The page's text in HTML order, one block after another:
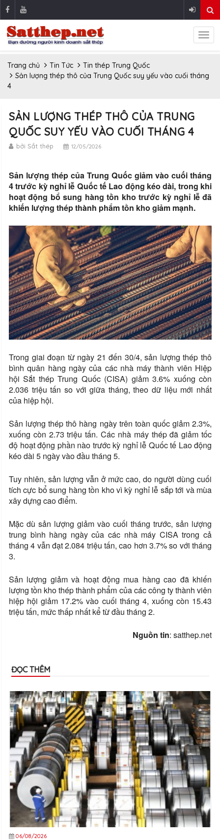
Trang chủ Tin Tức
Tin thép Trung Quốc
Sản lượng thép thô của Trung Quốc suy yếu vào cuối tháng
4
SẢN LƯỢNG THÉP THÔ CỦA TRUNG
QUỐC SUY YẾU VÀO CUỐI THÁNG 4
bởi Sắt thép 12/05/2026
Sản lượng thép của Trung Quốc giảm vào cuối tháng
4 trước kỳ nghỉ lễ Quốc tế Lao động kéo dài, trong khi
hoạt động bổ sung hàng tồn kho trước kỳ nghỉ lễ đã
khiến lượng thép thành phẩm tồn kho giảm mạnh.
Trong giai đoạn từ ngày 21 đến 30/4, sản lượng thép thô
bình quân hàng ngày của các nhà máy thành viên Hiệp
hội Sắt thép Trung Quốc (CISA) giảm 3.6% xuống còn
2.036 triệu tấn so với giữa tháng, theo dữ liệu mới nhất
của hiệp hội.
Sản lượng thép thô hàng ngày trên toàn quốc giảm 2.3%,
xuống còn 2.73 triệu tấn. Các nhà máy thép đã giảm tốc
độ hoạt động phần nào trước kỳ nghỉ lễ Quốc tế Lao động
kéo dài 5 ngày vào đầu tháng 5.
Tuy nhiên, sản lượng vẫn ở mức cao, do người dùng cuối
tích cực bổ sung hàng tồn kho vì kỳ nghỉ lễ sắp tới và mùa
xây dựng cao điểm.
Mặc dù sản lượng giảm vào cuối tháng trước, sản lượng
trung bình hàng ngày của các nhà máy CISA trong cả
tháng 4 vẫn đạt 2.084 triệu tấn, cao hơn 3.7% so với tháng
3.
Sản lượng giảm và hoạt động mua hàng cao đã khiến
lượng tồn kho thép thành phẩm của các công ty thành viên
hiệp hội giảm 17.2% vào cuối tháng 4, xuống còn 15.43
triệu tấn, mức thấp nhất kể từ đầu tháng 2.
Nguồn tin: satthep.net
ĐỌC THÊM
06/08/2026